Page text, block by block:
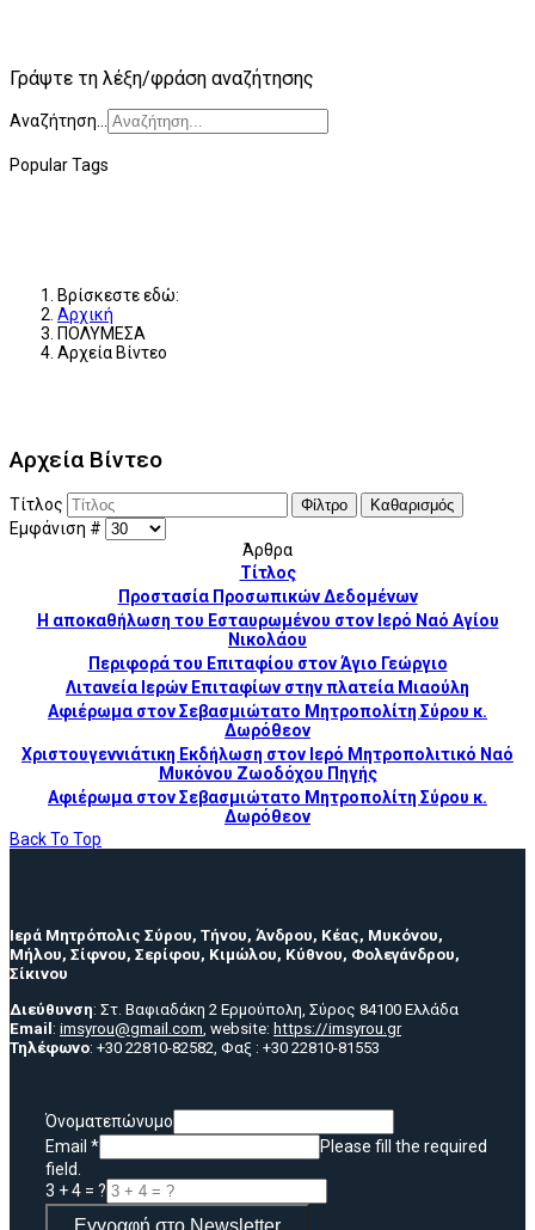
Γράψτε τη λέξη/φράση αναζήτησης
Αναζήτηση...
Popular Tags
Βρίσκεστε εδώ:
Αρχική
ΠΟΛΥΜΕΣΑ
Αρχεία Βίντεο
Αρχεία Βίντεο
Τίτλος Φίλτρο Καθαρισμός
Εμφάνιση #
Άρθρα
Τίτλος
Προστασία Προσωπικών Δεδομένων
Η αποκαθήλωση του Εσταυρωμένου στον Ιερό Ναό Aγίου
Νικολάου
Περιφορά του Επιταφίου στον Άγιο Γεώργιο
Λιτανεία Ιερών Επιταφίων στην πλατεία Μιαούλη
Αφιέρωμα στον Σεβασμιώτατο Μητροπολίτη Σύρου κ.
Δωρόθεον
Χριστουγεννιάτικη Εκδήλωση στον Ιερό Μητροπολιτικό Ναό
Μυκόνου Ζωοδόχου Πηγής
Αφιέρωμα στον Σεβασμιώτατο Μητροπολίτη Σύρου κ.
Δωρόθεον
Back To Top
Ιερά Μητρόπολις Σύρου, Τήνου, Άνδρου, Κέας, Μυκόνου,
Μήλου, Σίφνου, Σερίφου, Κιμώλου, Κύθνου, Φολεγάνδρου,
Σίκινου
Διεύθυνση: Στ. Βαφιαδάκη 2 Ερμούπολη, Σύρος 84100 Ελλάδα
Email : imsyrou@gmail.com , website: https://imsyrou.gr
Τηλέφωνο: +30 22810-82582, Φαξ : +30 22810-81553
Όνοματεπώνυμο
Email *
Please fill the required
field.
3 + 4 = ?
Εγγραφή στο Newsletter